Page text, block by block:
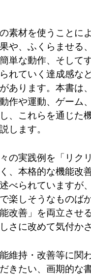
素材を使うことに
や、ふくらませる
単な動作、そして
れていく達成感な
あります。本書は
作や運動、ゲーム
、これらを通じた
します。
の実践例を「リク
、本格的な機能改
べられていますが
楽しそうなものば
改善」を両立させ
さに改めて気付か
維持・改善等に関
きたい、画期的な